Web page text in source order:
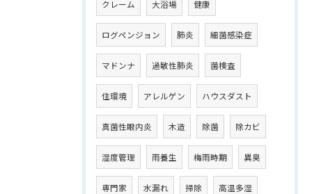
クレーム 大浴場 健康
ログペンジョン 肺炎 細菌感染症
マドンナ 過敏性肺炎 菌検査
住環境 アレルゲン ハウスダスト
真菌性眼内炎 木造 除菌 除カビ
湿度管理 雨養生 梅雨時期 異臭
専門家 水漏れ 掃除 高温多湿